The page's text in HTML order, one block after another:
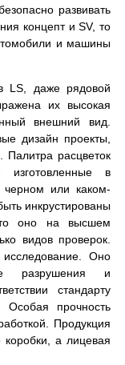
развивать
концепт и SV, то
и машины
LS, даже рядовой
их высокая
внешний вид.
дизайн проекты,
Палитра расцветок
в
черном или каком-
инкрустированы
то оно на высшем
видов проверок.
Оно
разрушения и
стандарту
Особая прочность
Продукция
коробки, а лицевая